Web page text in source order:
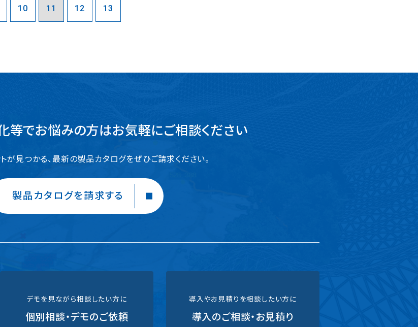
10 11 12 13
等でお悩みの方はお気軽にご相談ください
が見つかる、最新の製品カタログをぜひご請求ください。
製品カタログを請求する
デモを見ながら相談したい方に
個別相談・デモのご依頼
導入やお見積りを相談したい方に
導入のご相談・お見積り